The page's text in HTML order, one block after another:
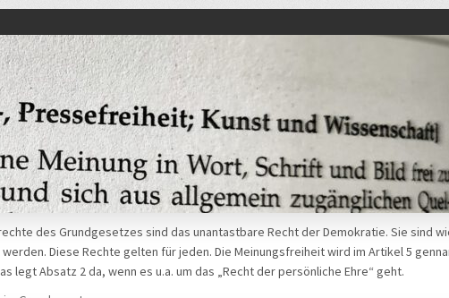
des Grundgesetzes sind das unantastbare Recht der Demokratie. Sie sind
Diese Rechte gelten für jeden. Die Meinungsfreiheit wird im Artikel 5
legt Absatz 2 da, wenn es u.a. um das „Recht der persönliche Ehre“ geht.